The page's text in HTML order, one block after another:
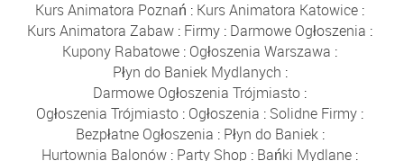
Kurs Animatora Poznań : Kurs Animatora Katowice :
Kurs Animatora Zabaw : Firmy : Darmowe Ogłoszenia :
Kupony Rabatowe : Ogłoszenia Warszawa :
Płyn do Baniek Mydlanych :
Darmowe Ogłoszenia Trójmiasto :
Ogłoszenia Trójmiasto : Ogłoszenia : Solidne Firmy :
Bezpłatne Ogłoszenia : Płyn do Baniek:
Hurtownia Balonów : Party Shop : Bańki Mydlane :